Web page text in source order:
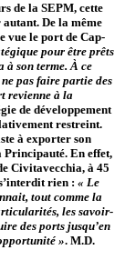
de la SEPM, cette
De la même
vue le port de Cap-
pour être prêts
à son terme. À ce
pas faire partie des
revienne à la
de développement
restreint.
à exporter son
En effet,
Civitavecchia, à 45
rien : « Le
tout comme la
les savoir-
des ports jusqu’en
». M.D.